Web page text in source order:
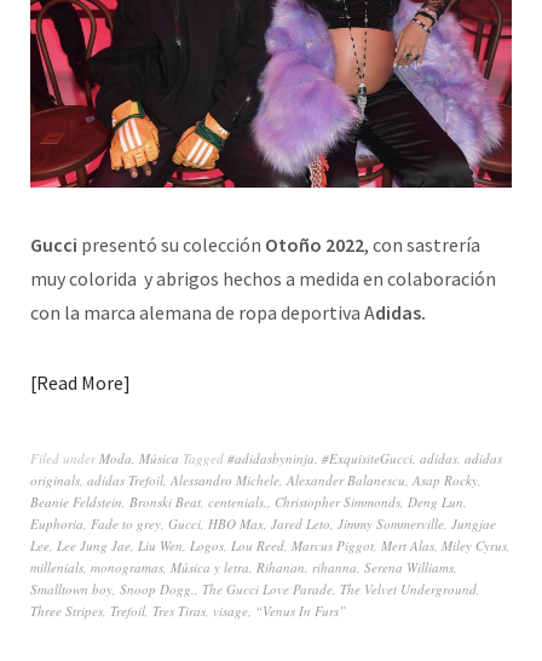
Gucci presentó su colección Otoño 2022, con sastrería
muy colorida y abrigos hechos a medida en colaboración
con la marca alemana de ropa deportiva Adidas.
Read More
Filed underModa, Música Tagged #adidasbyninja, #ExquisiteGucci, adidas, adidas
originals, adidas Trefoil, Alessandro Michele, Alexander Balanescu, Asap Rocky,
Beanie Feldstein, Bronski Beat, centenials., Christopher Simmonds, Deng Lun,
Euphoria, Fade to grey, Gucci, HBO Max, Jared Leto, Jimmy Sommerville, Jungjae
Lee, Lee Jung Jae, Liu Wen, Logos, Lou Reed, Marcus Piggot, Mert Alas, Miley Cyrus,
millenials, monogramas, Música y letra, Rihanan, rihanna, Serena Williams,
Smalltown boy, Snoop Dogg., The Gucci Love Parade, The Velvet Underground,
Three Stripes, Trefoil, Tres Tiras, visage, “Venus In Furs”